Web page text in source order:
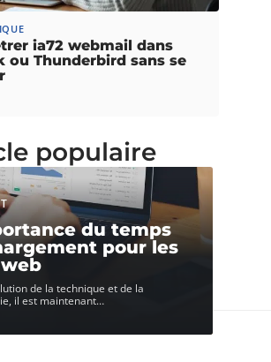
ia72 webmail dans
ou Thunderbird sans se
populaire
du temps
pour les
de la technique et de la
il est maintenant…